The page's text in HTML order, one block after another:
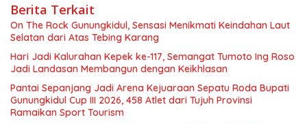
Berita Terkait
On The Rock Gunungkidul, Sensasi Menikmati Keindahan Laut
Selatan dari Atas Tebing Karang
Hari Jadi Kalurahan Kepek ke-117, Semangat Tumoto Ing Roso
Jadi Landasan Membangun dengan Keikhlasan
Pantai Sepanjang Jadi Arena Kejuaraan Sepatu Roda Bupati
Gunungkidul Cup III 2026, 458 Atlet dari Tujuh Provinsi
Ramaikan Sport Tourism